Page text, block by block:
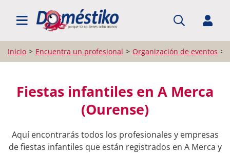
BUSCAR PROFESIONALES
Inicio Encuentra un profesional Organización de eventos
Fiestas infantiles en A Merca
(Ourense)
Aquí encontrarás todos los profesionales y empresas
de fiestas infantiles que están registrados en A Merca y